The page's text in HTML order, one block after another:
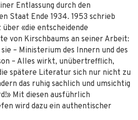
Entlassung durch den
Staat Ende 1934. 1953 schrieb
«die entscheidende
von Kirschbaums an seiner Arbeit:
– Ministerium des Innern und des
– Alles wirkt, unübertrefflich,
spätere Literatur sich nur nicht zu
das ruhig sachlich und umsichtig
Mit diesen ausführlich
wird dazu ein authentischer